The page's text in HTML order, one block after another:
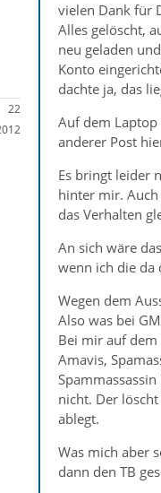
22
vielen Dank für
Alles gelöscht,
neu geladen
Konto
dachte ja, das
Auf dem
anderer Post
Es bringt leider
hinter mir.
das Verhalten
An sich wäre
wenn ich die da
Wegen dem
Also was bei
Bei mir auf dem
Amavis,
nicht. Der
ablegt.
Was mich aber
dann den TB